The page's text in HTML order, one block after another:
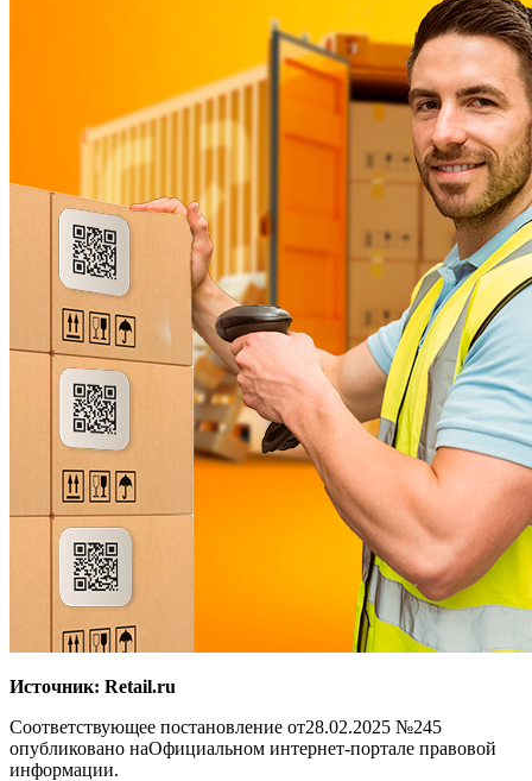
Источник: Retail.ru
Соответствующее постановление от28.02.2025 №245
опубликовано наОфициальном интернет-портале правовой
информации.